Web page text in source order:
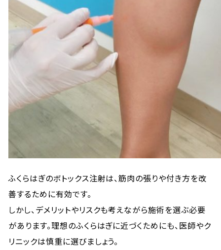
ふくらはぎのボトックス注射は、筋肉の張りや付き方を改
善するために有効です。
しかし、デメリットやリスクも考えながら施術を選ぶ必要
があります。理想のふくらはぎに近づくためにも、医師やク
リニックは慎重に選びましょう。